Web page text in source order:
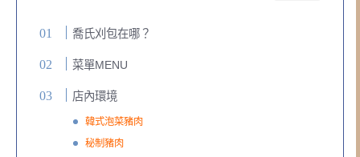
喬氏刈包在哪？
菜單MENU
店內環境
韓式泡菜豬肉
秘制豬肉